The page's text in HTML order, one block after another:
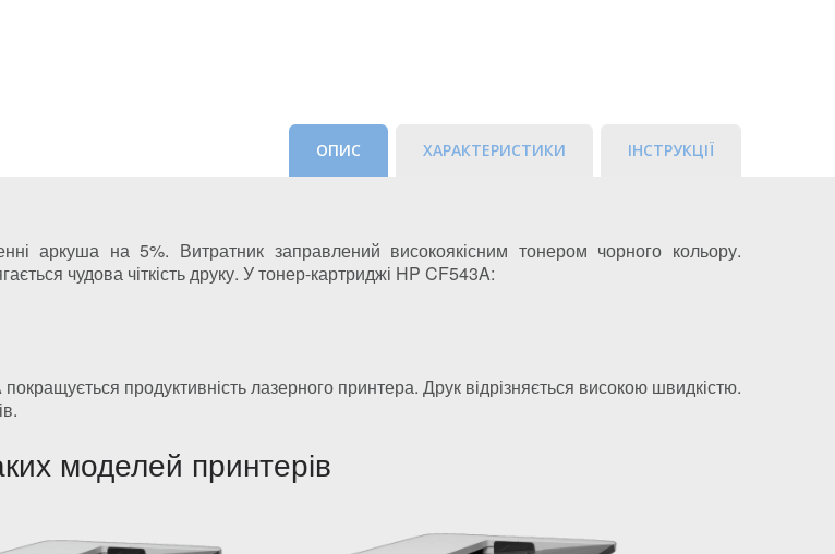
ОПИС ХАРАКТЕРИСТИКИ ІНСТРУКЦІЇ
аркуша на 5%. Витратник заправлений високоякісним тонером чорного кольору.
чудова чіткість друку. У тонер-картриджі HP CF543A:
продуктивність лазерного принтера. Друк відрізняється високою швидкістю.
моделей принтерів